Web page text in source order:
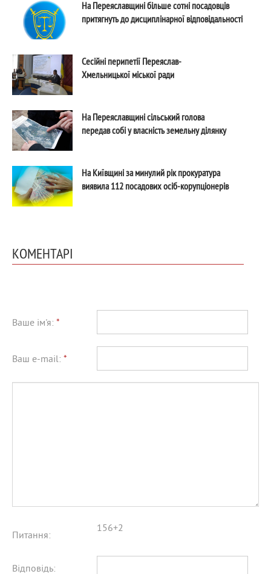
На Переяславщині більше сотні посадовців
притягнуть до дисциплінарної відповідальності
Сесійні перипетії Переяслав-
Хмельницької міської ради
На Переяславщині сільський голова
передав собі у власність земельну ділянку
На Київщині за минулий рік прокуратура
виявила 112 посадових осіб-корупціонерів
КОМЕНТАРІ
Ваше ім'я: *
Ваш e-mail: *
Питання:
156+2
Відповідь: